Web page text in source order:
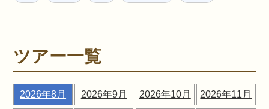
ツアー一覧
2026年8月 2026年9月 2026年10月 2026年11月